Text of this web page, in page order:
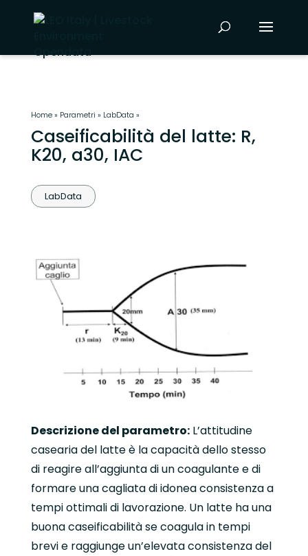
Home» Parametri » LabData »
Caseificabilità del latte: R,
K20, a30, IAC
LabData
Descrizione del parametro:L’attitudine
casearia del latte è la capacità dello stesso
di reagire all’aggiunta di un coagulante e di
formare una cagliata di idonea consistenza a
tempi ottimali di lavorazione. Un latte ha una
buona caseificabilità se coagula in tempi
brevi e raggiunge un’elevata consistenza del